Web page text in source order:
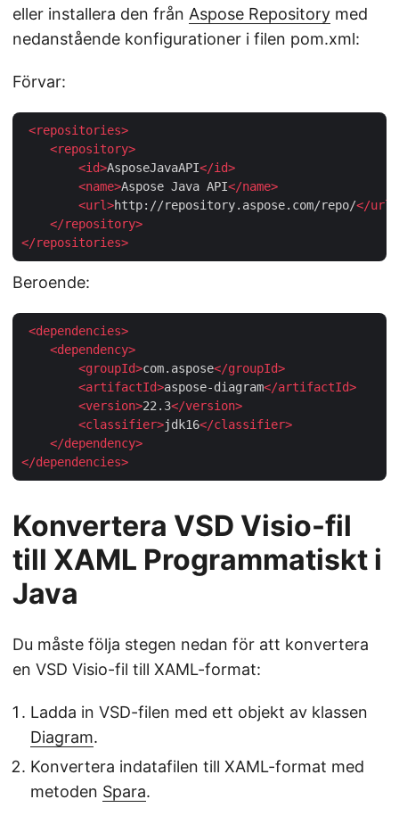
eller installera den från Aspose Repository med
nedanstående konfigurationer i filen pom.xml:
Förvar:
<repositories>
<repository>
<id>AsposeJavaAPI</id>
<name>Aspose Java API</name>
<url>http://repository.aspose.com/repo/</url
</repository>
</repositories>
Beroende:
<dependencies>
<dependency>
<groupId>com.aspose</groupId>
<artifactId>aspose-diagram</artifactId>
<version>22.3</version>
<classifier>jdk16</classifier>
</dependency>
</dependencies>
Konvertera VSD Visio-fil
till XAML Programmatiskt i
Java
Du måste följa stegen nedan för att konvertera
en VSD Visio-fil till XAML-format:
Ladda in VSD-filen med ett objekt av klassen
Diagram.
Konvertera indatafilen till XAML-format med
metoden Spara.